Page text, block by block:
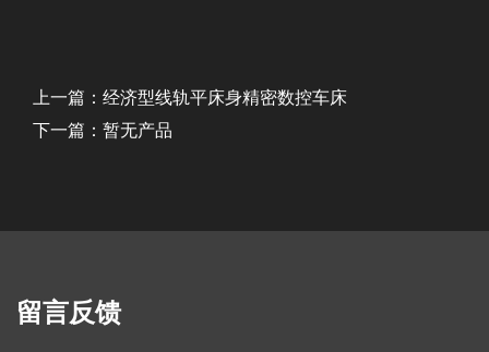
上一篇：经济型线轨平床身精密数控车床
下一篇：暂无产品
留言反馈